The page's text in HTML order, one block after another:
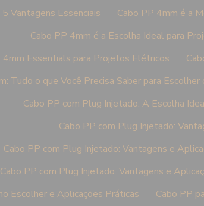
Vantagens Essenciais
Cabo PP 4mm é a
Cabo PP 4mm é a Escolha Ideal para
4mm Essentials para Projetos Elétricos
Tudo o que Você Precisa Saber para Escolher
Cabo PP com Plug Injetado: A Escolha
Cabo PP com Plug Injetado:
Cabo PP com Plug Injetado: Vantagens e
Cabo PP com Plug Injetado: Vantagens e
Escolher e Aplicações Práticas
Cabo PP